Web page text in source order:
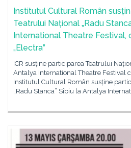
Institutul Cultural Român
Teatrului Național „Radu
International Theatre Festival,
„Electra”
ICR susține participarea Teatrului
Antalya International Theatre Festival
Institutul Cultural Român susține
„Radu Stanca” Sibiu la Antalya